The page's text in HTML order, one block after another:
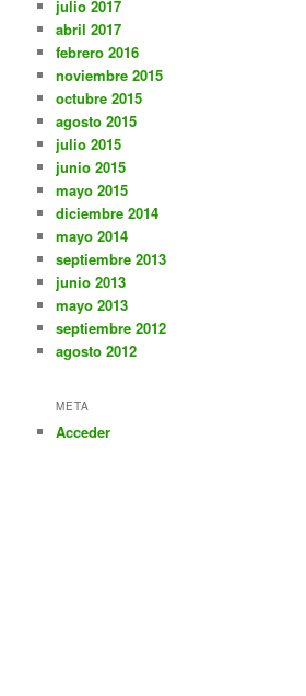
julio 2017
abril 2017
febrero 2016
noviembre 2015
octubre 2015
agosto 2015
julio 2015
junio 2015
mayo 2015
diciembre 2014
mayo 2014
septiembre 2013
junio 2013
mayo 2013
septiembre 2012
agosto 2012
META
Acceder